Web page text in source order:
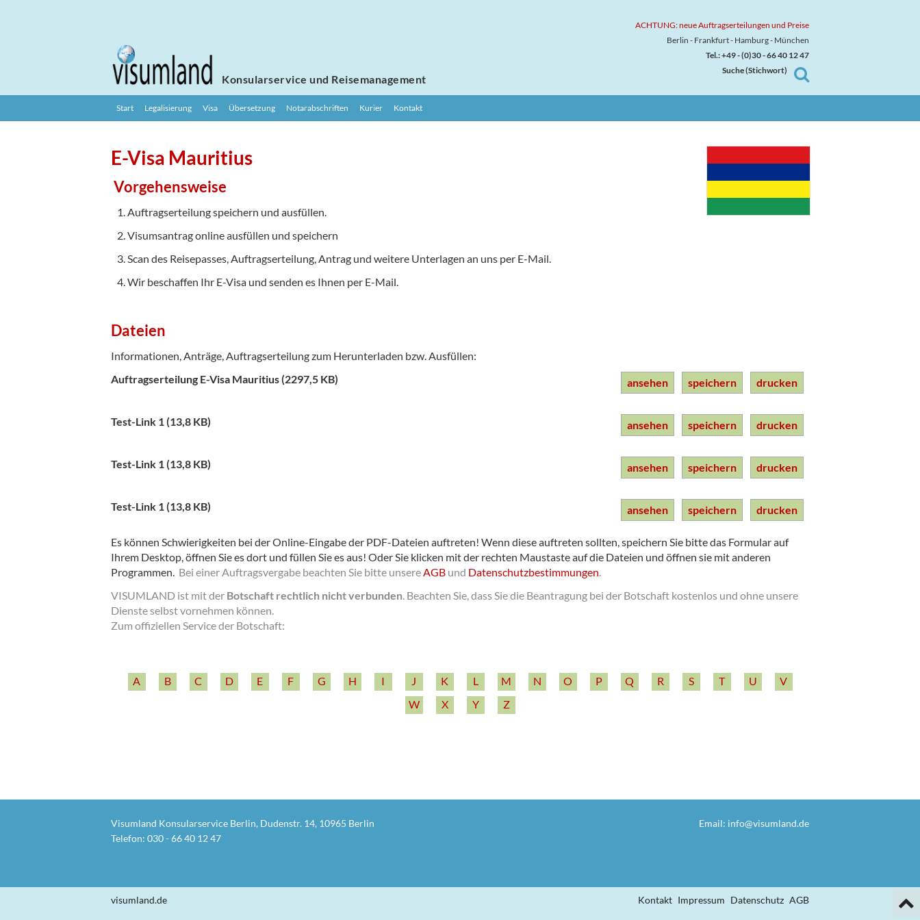
ACHTUNG: neue Auftragserteilungen und Preise
Berlin - Frankfurt - Hamburg - München
Tel.: +49 - (0)30 - 66 40 12 47
Suche (Stichwort)

Konsularservice und Reisemanagement
Start Legalisierung Visa Übersetzung Notarabschriften Kurier Kontakt
E-Visa Mauritius
Vorgehensweise
Auftragserteilung speichern und ausfüllen.
Visumsantrag online ausfüllen und speichern
Scan des Reisepasses, Auftragserteilung, Antrag und weitere Unterlagen an uns per E-Mail.
Wir beschaffen Ihr E-Visa und senden es Ihnen per E-Mail.
Dateien
Informationen, Anträge, Auftragserteilung zum Herunterladen bzw. Ausfüllen:
Auftragserteilung E-Visa Mauritius (2297,5 KB)
ansehen speichern drucken
Test-Link 1 (13,8 KB) ansehen speichern drucken
Test-Link 1 (13,8 KB) ansehen speichern drucken
Test-Link 1 (13,8 KB) ansehen speichern drucken
Es können Schwierigkeiten bei der Online-Eingabe der PDF-Dateien auftreten! Wenn diese auftreten sollten, speichern Sie bitte das Formular auf
Ihrem Desktop, öffnen Sie es dort und füllen Sie es aus! Oder Sie klicken mit der rechten Maustaste auf die Dateien und öffnen sie mit anderen
Programmen. Bei einer Auftragsvergabe beachten Sie bitte unsereAGB und Datenschutzbestimmungen.
VISUMLAND ist mit der Botschaft rechtlich nicht verbunden. Beachten Sie, dass Sie die Beantragung bei der Botschaft kostenlos und ohne unsere
Dienste selbst vornehmen können.
Zum offiziellen Service der Botschaft:
A B C D E F G H I J K L M N O P Q R S T U
V
W
X Y Z
Visumland Konsularservice Berlin, Dudenstr. 14, 10965 Berlin
Telefon: 030 - 66 40 12 47
Email: info@visumland.de
visumland.de Kontakt Impressum Datenschutz AGB 